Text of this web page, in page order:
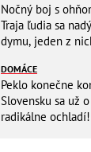
Nočný boj s
Traja ľudia sa
dymu, jeden z
DOMÁCE
Peklo konečne
Slovensku sa už
radikálne ochladí!